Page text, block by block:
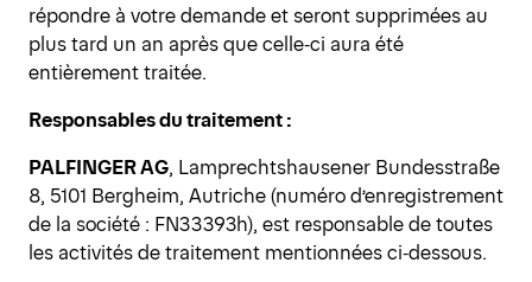
répondre à votre demande et seront supprimées au
plus tard un an après que celle‑ci aura été
entièrement traitée.
Responsables du traitement :
PALFINGER AG, Lamprechtshausener Bundesstraße
8, 5101 Bergheim, Autriche (numéro d’enregistrement
de la société : FN33393h), est responsable de toutes
les activités de traitement mentionnées ci‑dessous.